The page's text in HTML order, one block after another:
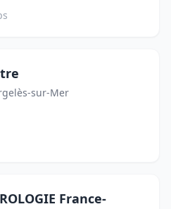
sur-Mer
France-